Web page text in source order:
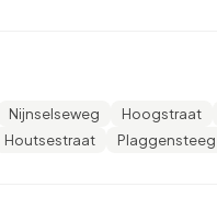
gemiddelde van
is dan het nationale
Nijnselseweg Hoogstraat
Houtsestraat Plaggensteeg